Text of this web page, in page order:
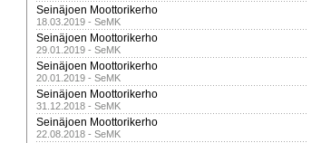
Seinäjoen Moottorikerho
18.03.2019 - SeMK
Seinäjoen Moottorikerho
29.01.2019 - SeMK
Seinäjoen Moottorikerho
20.01.2019 - SeMK
Seinäjoen Moottorikerho
31.12.2018 - SeMK
Seinäjoen Moottorikerho
22.08.2018 - SeMK